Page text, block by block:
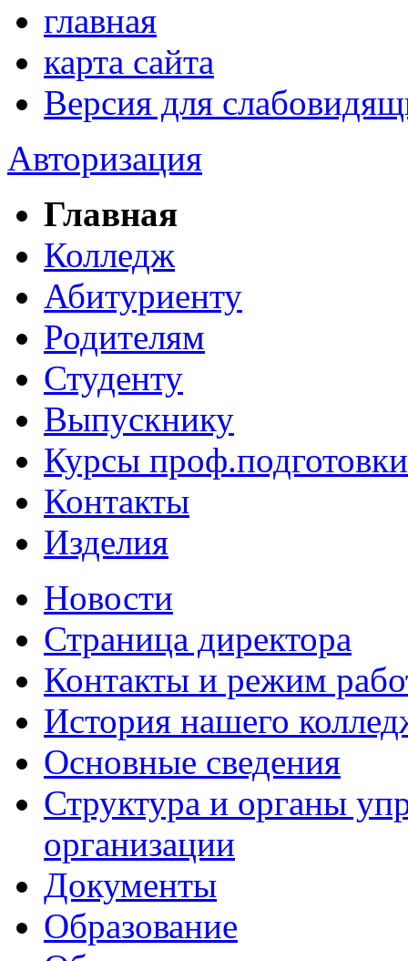
главная
карта сайта
Версия для
Авторизация
Главная
Колледж
Абитуриенту
Родителям
Студенту
Выпускнику
Курсы проф.подготовки
Контакты
Изделия
Новости
Страница директора
Контакты и режим
История нашего
Основные сведения
Структура и органы
организации
Документы
Образование